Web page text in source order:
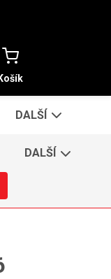
Košík
DALŠÍ
DALŠÍ